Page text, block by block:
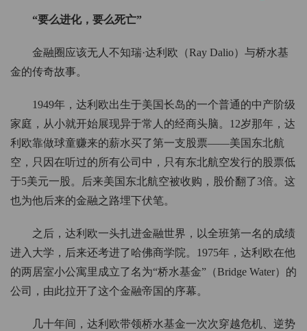
“要么进化，要么死亡”
金融圈应该无人不知瑞·达利欧（Ray Dalio）与桥水基
金的传奇故事。
1949年，达利欧出生于美国长岛的一个普通的中产阶级
家庭，从小就开始展现异于常人的经商头脑。12岁那年，达
利欧靠做球童赚来的薪水买了第一支股票——美国东北航
空，只因在听过的所有公司中，只有东北航空发行的股票低
于5美元一股。后来美国东北航空被收购，股价翻了3倍。这
也为他后来的金融之路埋下伏笔。
之后，达利欧一头扎进金融世界，以全班第一名的成绩
进入大学，后来还考进了哈佛商学院。1975年，达利欧在他
的两居室小公寓里成立了名为“桥水基金”（Bridge Water）的
公司，由此拉开了这个金融帝国的序幕。
几十年间，达利欧带领桥水基金一次次穿越危机、逆势